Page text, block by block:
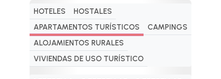
HOTELES
HOSTALES
APARTAMENTOS TURÍSTICOS
CAMPINGS
ALOJAMIENTOS RURALES
VIVIENDAS DE USO TURÍSTICO